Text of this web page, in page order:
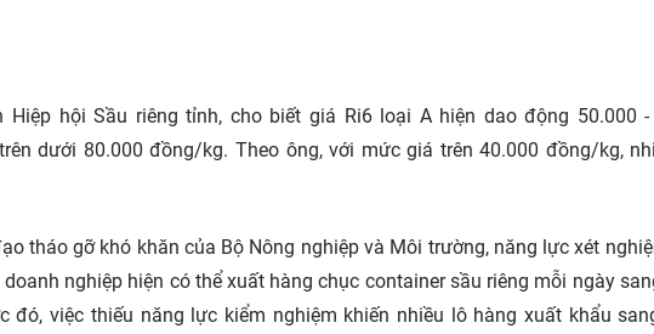
hội Sầu riêng tỉnh, cho biết giá Ri6 loại A hiện dao động 50.000 -
dưới 80.000 đồng/kg. Theo ông, với mức giá trên 40.000 đồng/kg,
tháo gỡ khó khăn của Bộ Nông nghiệp và Môi trường, năng lực xét
nghiệp hiện có thể xuất hàng chục container sầu riêng mỗi ngày
đó, việc thiếu năng lực kiểm nghiệm khiến nhiều lô hàng xuất khẩu